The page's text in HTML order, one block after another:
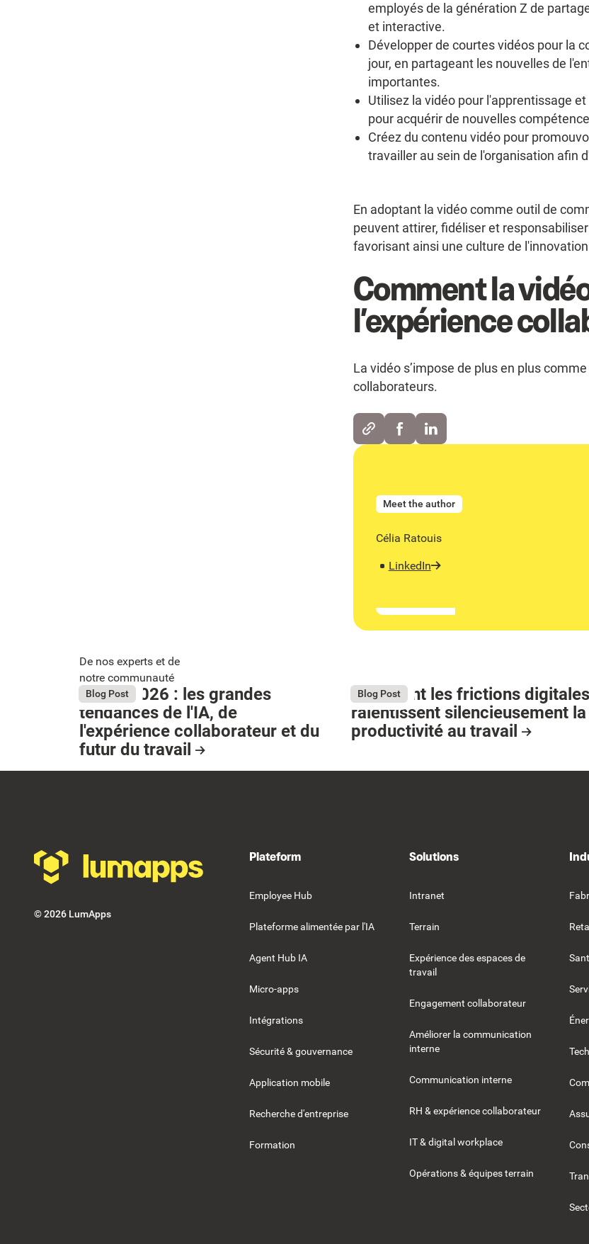
employés de la génération Z de
et interactive.
Développer de courtes vidéos pour la
jour, en partageant les nouvelles de
importantes.
Utilisez la vidéo pour l'apprentissage
pour acquérir de nouvelles
Créez du contenu vidéo pour
travailler au sein de l'organisation afin
En adoptant la vidéo comme outil de
peuvent attirer, fidéliser et
favorisant ainsi une culture de
Comment la
l’expérience
La vidéo s’impose de plus en plus
collaborateurs.
Meet the author
Célia Ratouis
LinkedIn
Button Text
De nos experts et de
notre communauté
August 4, 2026
Blog Post
Bright 2026 : les grandes
tendances de l'IA, de
l'expérience collaborateur et du
futur du travail
Resource Card
August 4, 2026
Blog Post
Comment les frictions digitales
ralentissent silencieusement la
productivité au travail
©2026 LumApps
Plateform
Employee Hub
Plateforme alimentée par l'IA
Agent Hub IA
Micro-apps
Intégrations
Sécurité & gouvernance
Application mobile
Recherche d'entreprise
Formation
Solutions
Intranet
Terrain
Expérience des espaces de
travail
Engagement collaborateur
Améliorer la communication
interne
Communication interne
RH & expérience collaborateur
IT & digital workplace
Opérations & équipes terrain